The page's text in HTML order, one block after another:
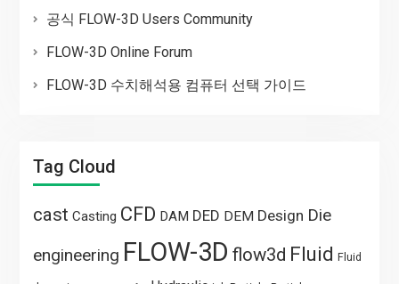
공식 FLOW-3D Users Community
FLOW-3D Online Forum
FLOW-3D 수치해석용 컴퓨터 선택 가이드
Tag Cloud
cast Casting CFD DAM DED DEM Design Die
engineering FLOW-3D flow3d Fluid Fluid